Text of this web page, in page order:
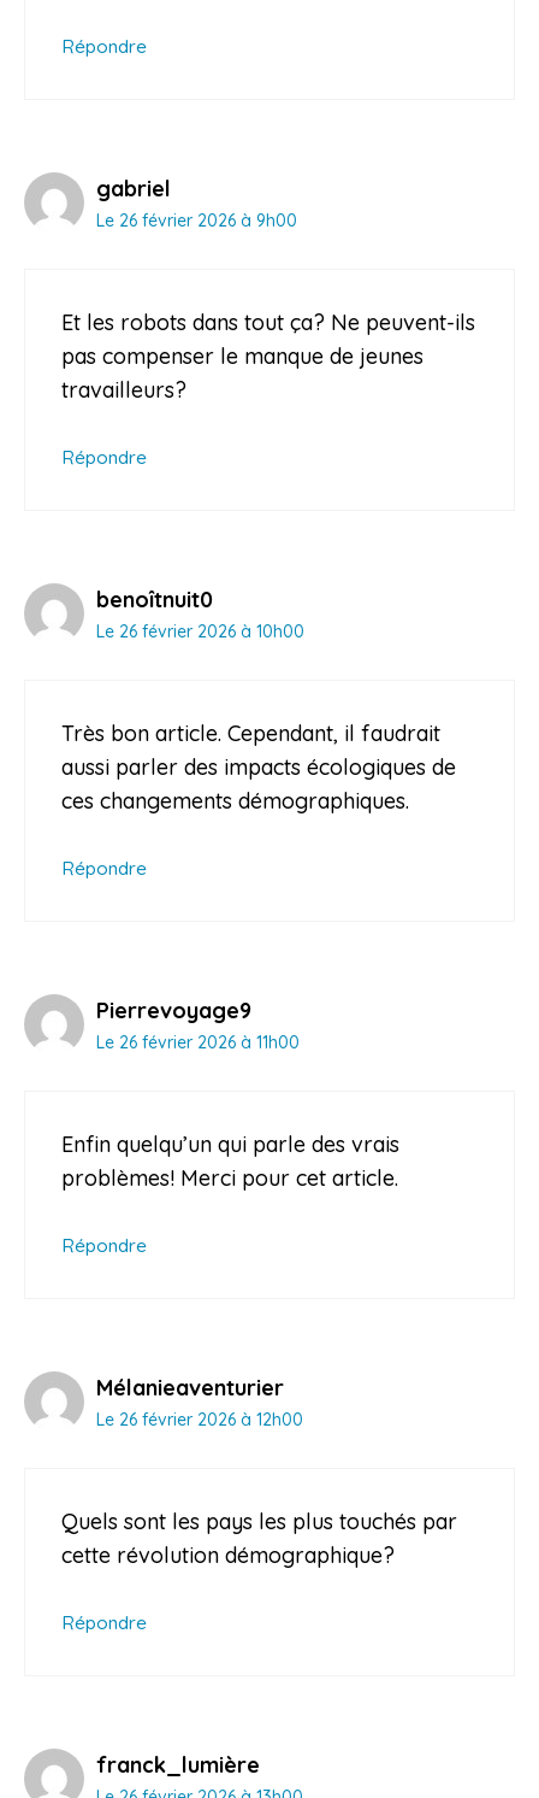
Répondre
gabriel
Le 26 février 2026 à 9h00
Et les robots dans tout ça? Ne peuvent-ils
pas compenser le manque de jeunes
travailleurs?
Répondre
benoîtnuit0
Le 26 février 2026 à 10h00
Très bon article. Cependant, il faudrait
aussi parler des impacts écologiques de
ces changements démographiques.
Répondre
Pierrevoyage9
Le 26 février 2026 à 11h00
Enfin quelqu’un qui parle des vrais
problèmes! Merci pour cet article.
Répondre
Mélanieaventurier
Le 26 février 2026 à 12h00
Quels sont les pays les plus touchés par
cette révolution démographique?
Répondre
franck_lumière